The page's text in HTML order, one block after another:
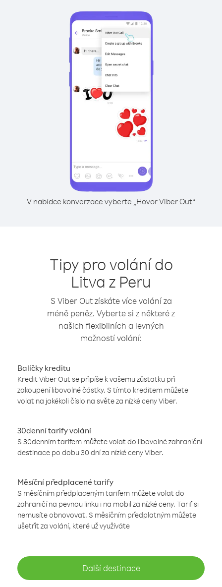
V nabídce konverzace vyberte „Hovor Viber Out“
Tipy pro volání do
Litva z Peru
S Viber Out získáte více volání za
méně peněz. Vyberte si z některé z
našich flexibilních a levných
možností volání:
Balíčky kreditu
Kredit Viber Out se připíše k vašemu zůstatku při
zakoupení libovolné částky. S tímto kreditem můžete
volat na jakékoli číslo na světe za nízké ceny Viber.
30denní tarify volání
S 30denním tarifem můžete volat do libovolné zahraniční
destinace po dobu 30 dní za nízké ceny Viber.
Měsíční předplacené tarify
S měsíčním předplaceným tarifem můžete volat do
zahraničí na pevnou linku i na mobil za nízké ceny. Tarif si
nemusíte obnovovat. S měsíčním předplatným můžete
ušetřit za volání, které už využíváte
Další destinace